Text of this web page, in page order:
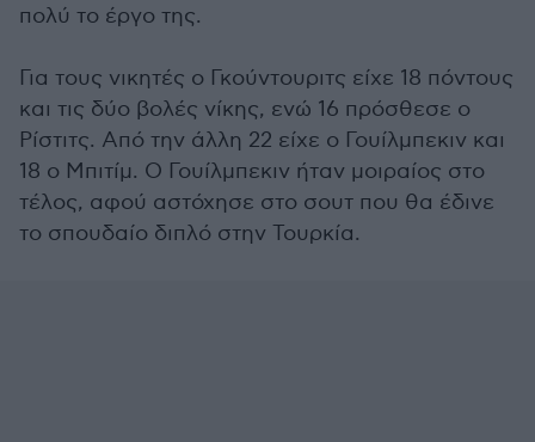
πολύ το έργο της.
Για τους νικητές ο Γκούντουριτς είχε 18 πόντους
και τις δύο βολές νίκης, ενώ 16 πρόσθεσε ο
Ρίστιτς. Από την άλλη 22 είχε ο Γουίλμπεκιν και
18 ο Μπιτίμ. O Γουίλμπεκιν ήταν μοιραίος στο
τέλος, αφού αστόχησε στο σουτ που θα έδινε
το σπουδαίο διπλό στην Τουρκία.